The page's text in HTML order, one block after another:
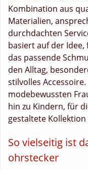
Kombination aus
Materialien,
durchdachten
basiert auf der Idee,
das passende
den Alltag,
stilvolles
modebewussten
hin zu Kindern, für
gestaltete Kollektion
So vielseitig ist
ohrstecker